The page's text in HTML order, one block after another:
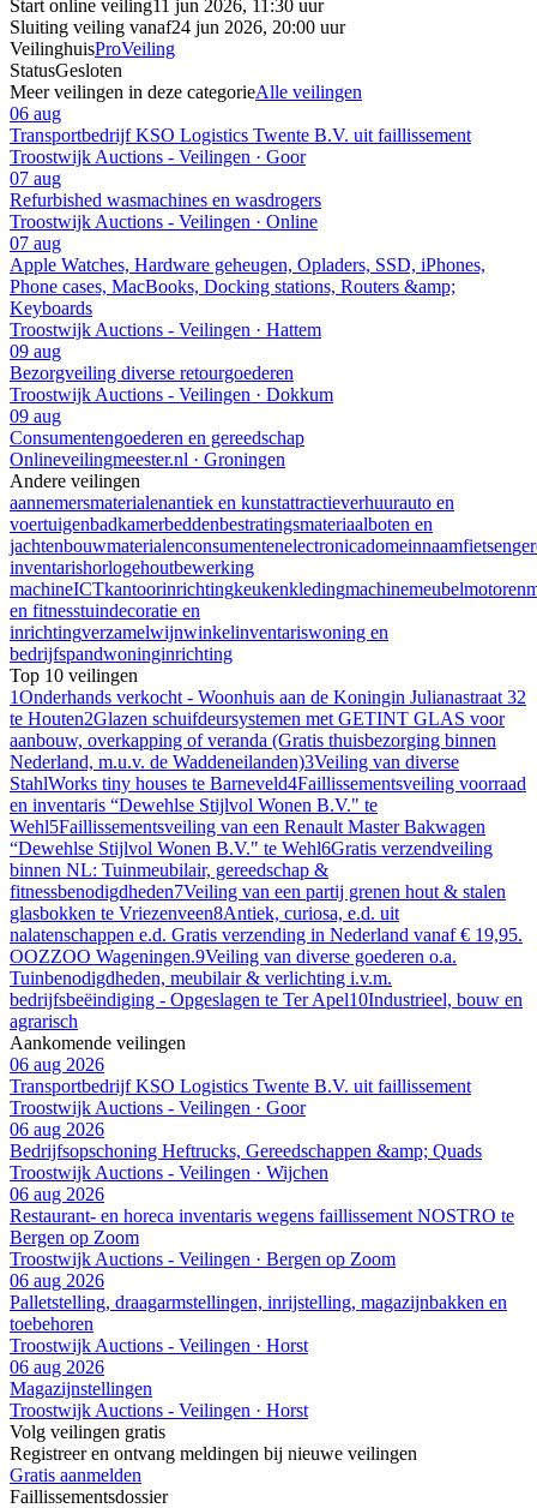
Start online veiling11 jun 2026, 11:30 uur
Sluiting veiling vanaf24 jun 2026, 20:00 uur
VeilinghuisProVeiling
StatusGesloten
Meer veilingen in deze categorieAlle veilingen
06 aug
Transportbedrijf KSO Logistics Twente B.V. uit faillissement
Troostwijk Auctions - Veilingen · Goor
07 aug
Refurbished wasmachines en wasdrogers
Troostwijk Auctions - Veilingen · Online
07 aug
Apple Watches, Hardware geheugen, Opladers, SSD, iPhones,
Phone cases, MacBooks, Docking stations, Routers &amp;
Keyboards
Troostwijk Auctions - Veilingen · Hattem
09 aug
Bezorgveiling diverse retourgoederen
Troostwijk Auctions - Veilingen · Dokkum
09 aug
Consumentengoederen en gereedschap
Onlineveilingmeester.nl · Groningen
Andere veilingen
aannemersmaterialenantiek en kunstattractieverhuurauto en
voertuigenbadkamerbeddenbestratingsmateriaalboten en
jachtenbouwmaterialenconsumentenelectronicadomeinnaamfietsen
inventarishorlogehoutbewerking
machineICTkantoorinrichtingkeukenkledingmachinemeubelmotoren
en fitnesstuindecoratie en
inrichtingverzamelwijnwinkelinventariswoning en
bedrijfspandwoninginrichting
Top 10 veilingen
1Onderhands verkocht - Woonhuis aan de Koningin Julianastraat 32
te Houten2Glazen schuifdeursystemen met GETINT GLAS voor
aanbouw, overkapping of veranda (Gratis thuisbezorging binnen
Nederland, m.u.v. de Waddeneilanden)3Veiling van diverse
StahlWorks tiny houses te Barneveld4Faillissementsveiling voorraad
en inventaris “Dewehlse Stijlvol Wonen B.V." te
Wehl5Faillissementsveiling van een Renault Master Bakwagen
“Dewehlse Stijlvol Wonen B.V." te Wehl6Gratis verzendveiling
binnen NL: Tuinmeubilair, gereedschap &
fitnessbenodigdheden7Veiling van een partij grenen hout & stalen
glasbokken te Vriezenveen8Antiek, curiosa, e.d. uit
nalatenschappen e.d. Gratis verzending in Nederland vanaf € 19,95.
OOZZOO Wageningen.9Veiling van diverse goederen o.a.
Tuinbenodigdheden, meubilair & verlichting i.v.m.
bedrijfsbeëindiging - Opgeslagen te Ter Apel10Industrieel, bouw en
agrarisch
Aankomende veilingen
06 aug 2026
Transportbedrijf KSO Logistics Twente B.V. uit faillissement
Troostwijk Auctions - Veilingen · Goor
06 aug 2026
Bedrijfsopschoning Heftrucks, Gereedschappen &amp; Quads
Troostwijk Auctions - Veilingen · Wijchen
06 aug 2026
Restaurant- en horeca inventaris wegens faillissement NOSTRO te
Bergen op Zoom
Troostwijk Auctions - Veilingen · Bergen op Zoom
06 aug 2026
Palletstelling, draagarmstellingen, inrijstelling, magazijnbakken en
toebehoren
Troostwijk Auctions - Veilingen · Horst
06 aug 2026
Magazijnstellingen
Troostwijk Auctions - Veilingen · Horst
Volg veilingen gratis
Registreer en ontvang meldingen bij nieuwe veilingen
Gratis aanmelden
Faillissementsdossier